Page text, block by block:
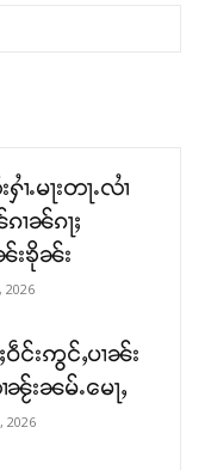
ႉမႃးတႃႉလၢႆ
ၢၼ်ၵႃႈ
းၶိုၼ်း
2026
င်းဢွင်ႇပၢၼ်း
ၼမ်ႉမေႃႇ
2026